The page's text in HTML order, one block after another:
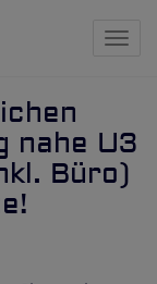
nahe U3
Büro)